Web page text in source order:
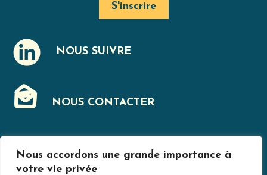
Nous accordons une grande importance à
votre vie privée
S'inscrire
NOUS SUIVRE
J NOUS CONTACTER
FMENTIONS LÉGALES